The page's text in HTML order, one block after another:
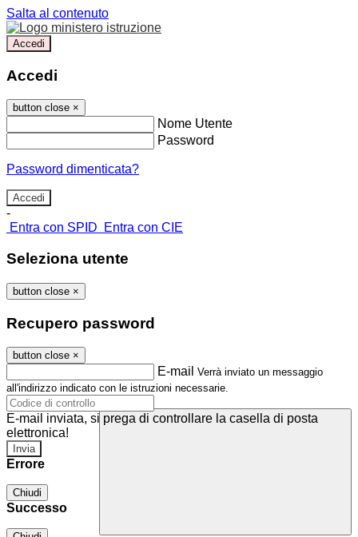
Salta al contenuto
Accedi
Accedi
button close ×
Nome Utente
Password
Password dimenticata?
-
Entra con SPID
Entra con CIE
Seleziona utente
button close ×
Recupero password
button close ×
E-mail Verrà inviato un messaggio
all'indirizzo indicato con le istruzioni necessarie.
E-mail inviata, si prega di controllare la casella di posta
elettronica!
Errore
Chiudi
Successo